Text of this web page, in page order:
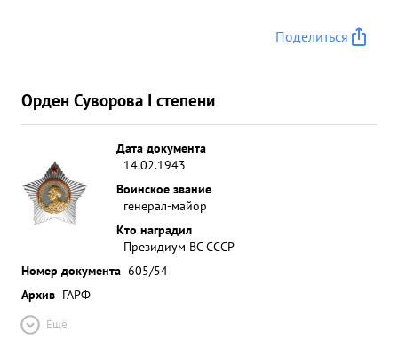
Поделиться
Орден Суворова I степени
Дата документа
14.02.1943
Воинское звание
генерал-майор
Кто наградил
Президиум ВС СССР
Номер документа 605/54
Архив ГАРФ
Ещё